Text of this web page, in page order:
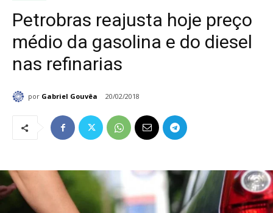
Petrobras reajusta hoje preço
médio da gasolina e do diesel
nas refinarias
por Gabriel Gouvêa 20/02/2018